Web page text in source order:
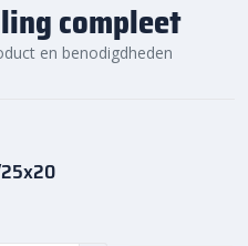
compleet
en benodigdheden